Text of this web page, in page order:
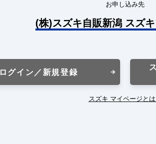
お申し込み先
(株)スズキ自販新潟 スズ
ログイン／新規登録
スズキ マイページとは